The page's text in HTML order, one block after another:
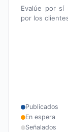
Evalúe por sí
por los
Publicados
En espera
Señalados